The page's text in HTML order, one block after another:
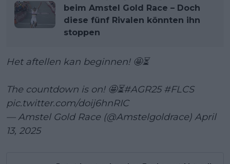
beim Amstel Gold Race – Doch
diese fünf Rivalen könnten ihn
stoppen
Het aftellen kan beginnen! 🤩⏳
The countdown is on! 🤩⏳#AGR25 #FLCS
pic.twitter.com/doij6hnRIC
— Amstel Gold Race (@Amstelgoldrace) April
13, 2025